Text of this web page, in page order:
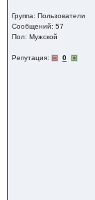
Группа: Пользователи
Сообщений: 57
Пол: Мужской
Репутация: 0